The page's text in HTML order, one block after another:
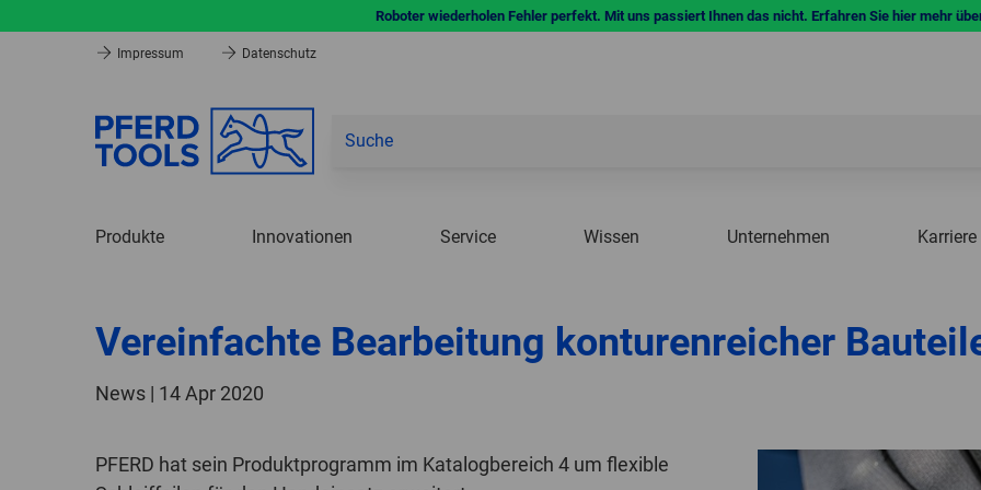
Roboter wiederholen Fehler perfekt. Mit uns passiert Ihnen das nicht. Erfahren Sie hier mehr
Impressum Datenschutz
Produkte Innovationen Service Wissen Unternehmen Karriere
Vereinfachte Bearbeitung konturenreicher
News | 14 Apr 2020
PFERD hat sein Produktprogramm im Katalogbereich 4 um flexible